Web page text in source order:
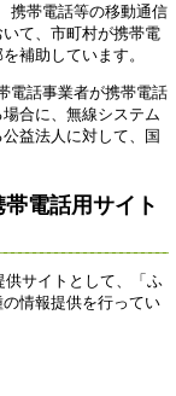
携帯電話等の移動通信
て、市町村が携帯電
補助しています。
電話事業者が携帯電話
合に、無線システム
益法人に対して、国
電話用サイト
サイトとして、「ふ
情報提供を行ってい